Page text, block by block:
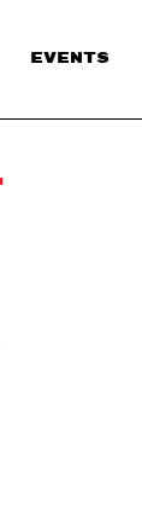
EVENTS